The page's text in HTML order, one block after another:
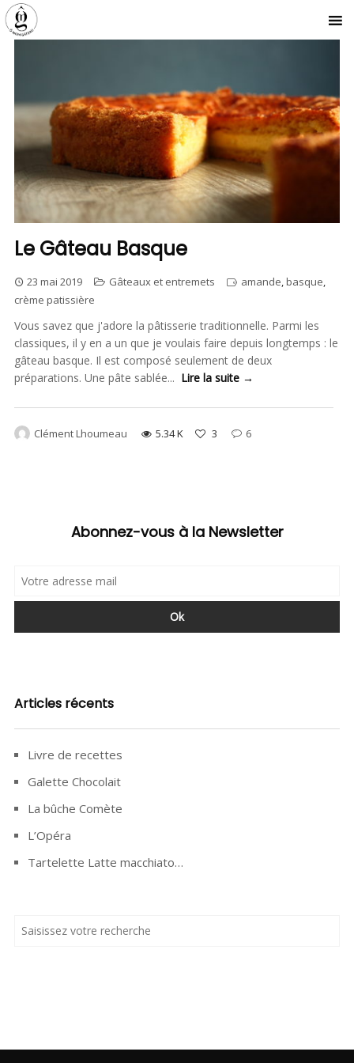
Le Gâteau Basque
23 mai 2019 Gâteaux et entremets amande,basque,
crème patissière
Vous savez que j'adore la pâtisserie traditionnelle. Parmi les
classiques, il y en a un que je voulais faire depuis longtemps : le
gâteau basque. Il est composé seulement de deux
préparations. Une pâte sablée... Lire la suite →
Clément Lhoumeau 5.34 K 3 6
Abonnez-vous à la Newsletter
Articles récents
Livre de recettes
Galette Chocolait
La bûche Comète
L’Opéra
Tartelette Latte macchiato…